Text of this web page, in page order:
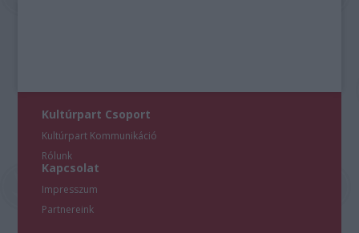
Kultúrpart Csoport
Kultúrpart Kommunikáció
Rólunk
Kapcsolat
Impresszum
Partnereink